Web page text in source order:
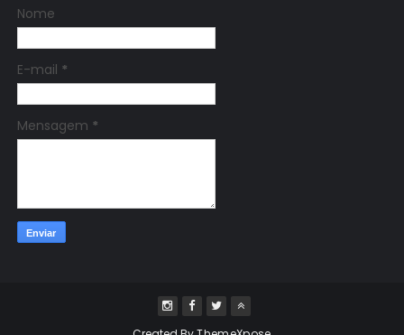
Nome
E-mail *
Mensagem *